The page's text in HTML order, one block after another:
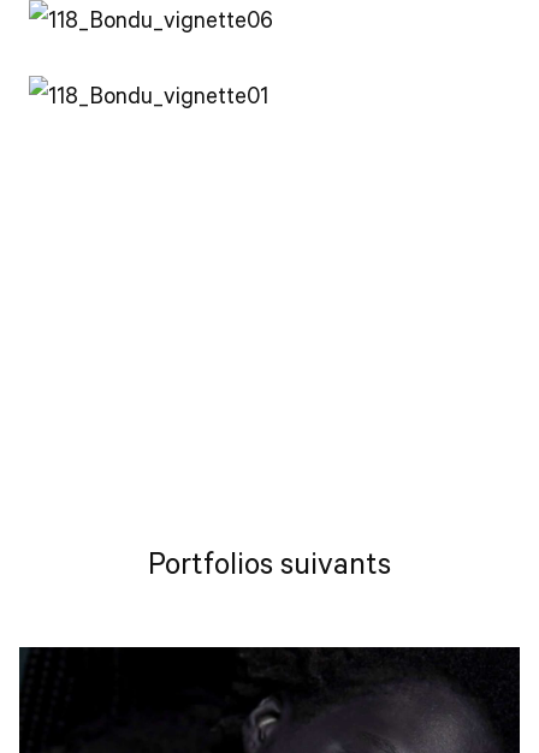
Portfolios suivants